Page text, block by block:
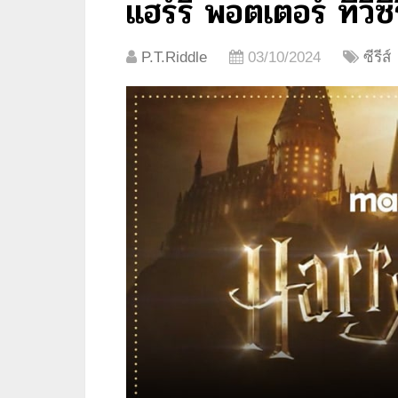
แฮร์รี่ พอตเตอร์ ทีวี
P.T.Riddle 03/10/2024 ซีรีส์